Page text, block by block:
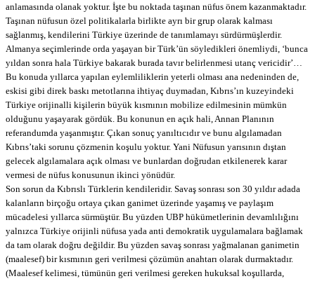
anlamasında olanak yoktur. İşte bu noktada taşınan nüfus önem kazanmaktadır.
Taşınan nüfusun özel politikalarla birlikte ayrı bir grup olarak kalması
sağlanmış, kendilerini Türkiye üzerinde de tanımlamayı sürdürmüşlerdir.
Almanya seçimlerinde orda yaşayan bir Türk’ün söyledikleri önemliydi, ‘bunca
yıldan sonra hala Türkiye bakarak burada tavır belirlenmesi utanç vericidir’…
Bu konuda yıllarca yapılan eylemliliklerin yeterli olması ana nedeninden de,
eskisi gibi direk baskı metotlarına ihtiyaç duymadan, Kıbrıs’ın kuzeyindeki
Türkiye orijinalli kişilerin büyük kısmının mobilize edilmesinin mümkün
olduğunu yaşayarak gördük. Bu konunun en açık hali, Annan Planının
referandumda yaşanmıştır. Çıkan sonuç yanıltıcıdır ve bunu algılamadan
Kıbrıs’taki sorunu çözmenin koşulu yoktur. Yani Nüfusun yarısının dıştan
gelecek algılamalara açık olması ve bunlardan doğrudan etkilenerek karar
vermesi de nüfus konusunun ikinci yönüdür.
Son sorun da Kıbrıslı Türklerin kendileridir. Savaş sonrası son 30 yıldır adada
kalanların birçoğu ortaya çıkan ganimet üzerinde yaşamış ve paylaşım
mücadelesi yıllarca sürmüştür. Bu yüzden UBP hükümetlerinin devamlılığını
yalnızca Türkiye orijinli nüfusa yada anti demokratik uygulamalara bağlamak
da tam olarak doğru değildir. Bu yüzden savaş sonrası yağmalanan ganimetin
(maalesef) bir kısmının geri verilmesi çözümün anahtarı olarak durmaktadır.
(Maalesef kelimesi, tümünün geri verilmesi gereken hukuksal koşullarda,